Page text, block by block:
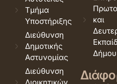
Τμήμα
Υποστήριξης
Διεύθυνση
Δημοτικής
Αστυνομίας
Διεύθυνση
και